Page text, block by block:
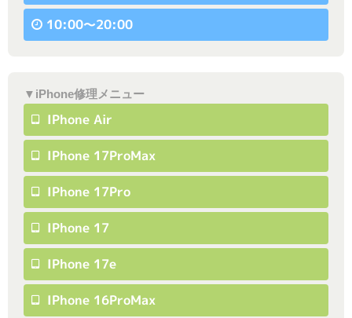
10:00〜20:00
▼iPhone修理メニュー
IPhone Air
IPhone 17ProMax
IPhone 17Pro
IPhone 17
IPhone 17e
IPhone 16ProMax